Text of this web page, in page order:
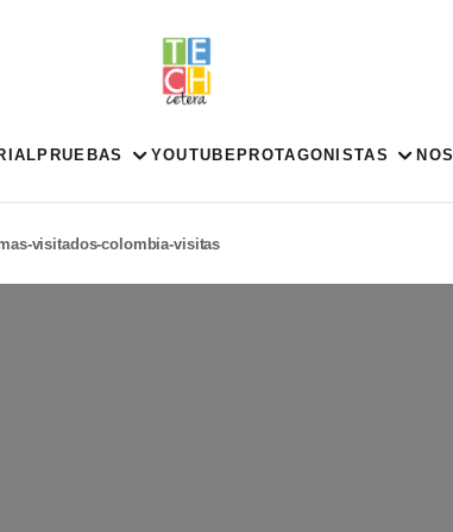
PRUEBAS YOUTUBE PROTAGONISTAS
visitados-colombia-visitas